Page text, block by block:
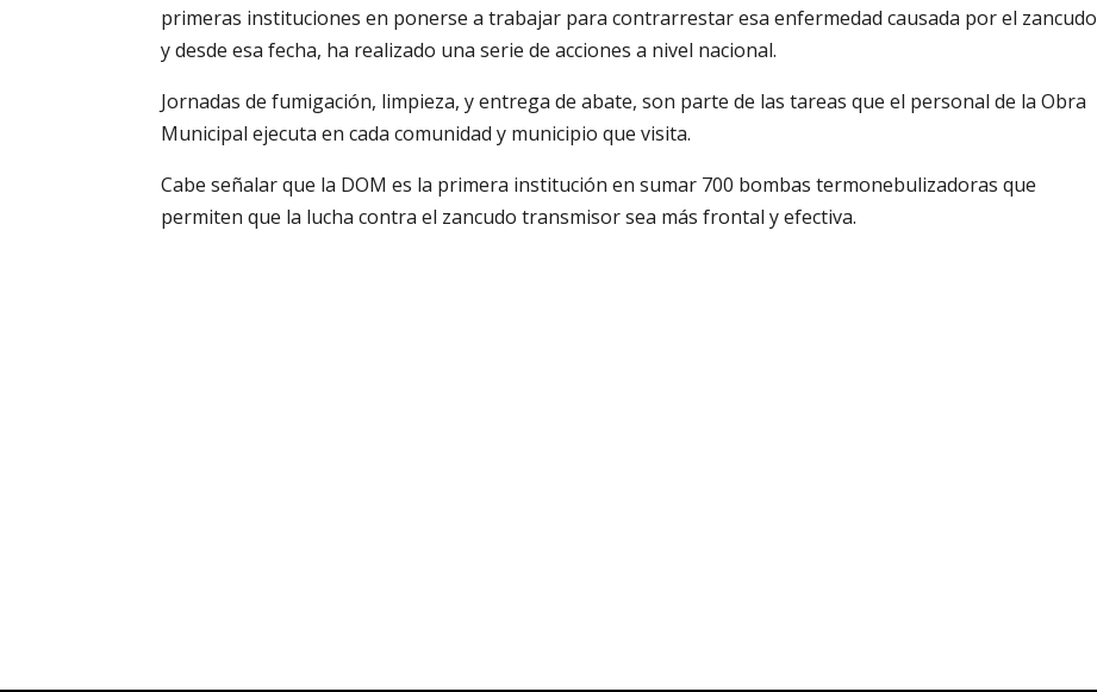
primeras instituciones en ponerse a trabajar para contrarrestar esa enfermedad causada por el zancudo
y desde esa fecha, ha realizado una serie de acciones a nivel nacional.
Jornadas de fumigación, limpieza, y entrega de abate, son parte de las tareas que el personal de la Obra
Municipal ejecuta en cada comunidad y municipio que visita.
Cabe señalar que la DOM es la primera institución en sumar 700 bombas termonebulizadoras que
permiten que la lucha contra el zancudo transmisor sea más frontal y efectiva.